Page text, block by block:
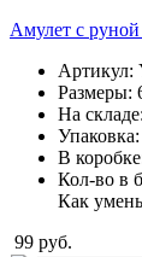
Амулет с
Артикул:
Размеры:
На складе:
Упаковка:
В
Кол-во в
Как
99 руб.